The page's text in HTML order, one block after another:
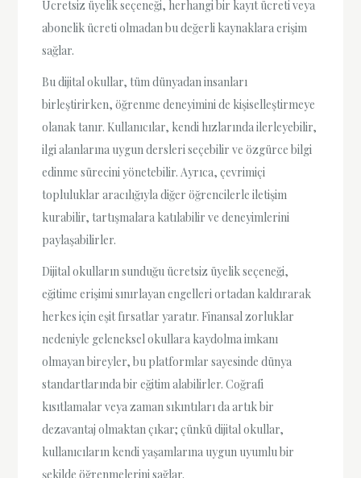
Ücretsiz üyelik seçeneği, herhangi bir kayıt ücreti veya
abonelik ücreti olmadan bu değerli kaynaklara erişim
sağlar.
Bu dijital okullar, tüm dünyadan insanları
birleştirirken, öğrenme deneyimini de kişiselleştirmeye
olanak tanır. Kullanıcılar, kendi hızlarında ilerleyebilir,
ilgi alanlarına uygun dersleri seçebilir ve özgürce bilgi
edinme sürecini yönetebilir. Ayrıca, çevrimiçi
topluluklar aracılığıyla diğer öğrencilerle iletişim
kurabilir, tartışmalara katılabilir ve deneyimlerini
paylaşabilirler.
Dijital okulların sunduğu ücretsiz üyelik seçeneği,
eğitime erişimi sınırlayan engelleri ortadan kaldırarak
herkes için eşit fırsatlar yaratır. Finansal zorluklar
nedeniyle geleneksel okullara kaydolma imkanı
olmayan bireyler, bu platformlar sayesinde dünya
standartlarında bir eğitim alabilirler. Coğrafi
kısıtlamalar veya zaman sıkıntıları da artık bir
dezavantaj olmaktan çıkar; çünkü dijital okullar,
kullanıcıların kendi yaşamlarına uygun uyumlu bir
şekilde öğrenmelerini sağlar.